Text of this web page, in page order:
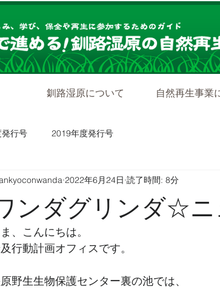
釧路湿原について 自然再生事業
行号 2019年度発行号
ンダグリンダ☆
2022年6月24日 読了時間: 8分
、こんにちは。
行動計画オフィスです。
野生生物保護センター裏の池では、